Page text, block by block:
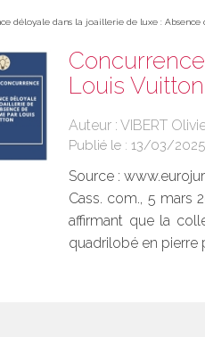
déloyale dans la joaillerie de luxe :
Louis Vuitton
Auteur : VIBERT
Publié le : 13/03/2025
Source :
Cass. com., 5 mars
affirmant que la
quadrilobé en pierre